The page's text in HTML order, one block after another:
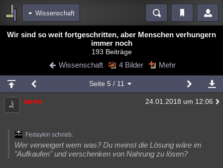
Wissenschaft
Bereiche
Blogs Videos
Wiki Neuigkeiten
meine Rubriken
Menschen Wissenschaft Politik Mystery Kriminalfälle
Spiritualität
Natur Umfragen
weitere Rubriken
Wir sind so weit fortgeschritten, aber Menschen verhungern
immer noch
193 Beiträge
Wissenschaft 4 Bilder Mehr
Seite 5 / 11
taren 24.01.2018 um 12:06
Fedaykin schrieb:
Wer verweigert wem was? Du meinst die Lösung wäre im
"Aufkaufen" und verschenken von Nahrung zu lösen?